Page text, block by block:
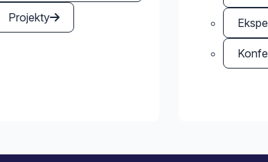
Projekty